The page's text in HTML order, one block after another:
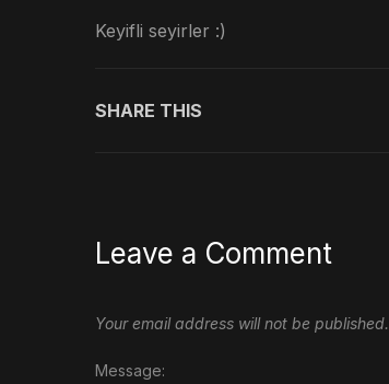
Keyifli seyirler :)
SHARE THIS
Leave a Comment
Your email address will not be published.
Message: